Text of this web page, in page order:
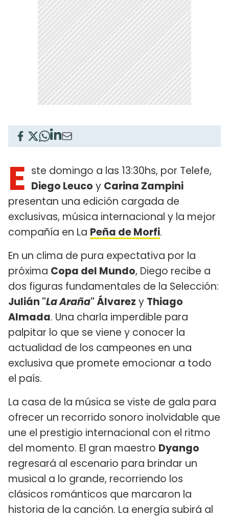
E ste domingo a las 13:30hs, por Telefe,
Diego Leuco y Carina Zampini
presentan una edición cargada de
exclusivas, música internacional y la mejor
compañía en La Peña de Morfi.
En un clima de pura expectativa por la
próxima Copa del Mundo, Diego recibe a
dos figuras fundamentales de la Selección:
Julián "La Araña" Álvarez y Thiago
Almada. Una charla imperdible para
palpitar lo que se viene y conocer la
actualidad de los campeones en una
exclusiva que promete emocionar a todo
el país.
La casa de la música se viste de gala para
ofrecer un recorrido sonoro inolvidable que
une el prestigio internacional con el ritmo
del momento. El gran maestro Dyango
regresará al escenario para brindar un
musical a lo grande, recorriendo los
clásicos románticos que marcaron la
historia de la canción. La energía subirá al